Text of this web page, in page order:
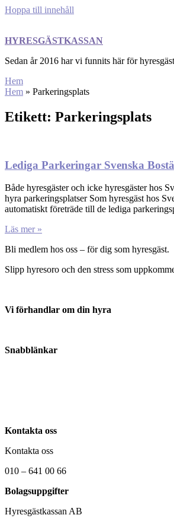
Hoppa till innehåll
HYRESGÄSTKASSAN
Sedan år 2016 har vi funnits här för
Hem
Hem » Parkeringsplats
Etikett: Parkeringsplats
Lediga Parkeringar Svenska
Både hyresgäster och icke hyresgäster hos
hyra parkeringsplatser Som hyresgäst hos
automatiskt företräde till de lediga
Läs mer »
Bli medlem hos oss – för dig som hyresgäst.
Slipp hyresoro och den stress som
Vi förhandlar om din hyra
Snabblänkar
Kontakta oss
Kontakta oss
010 – 641 00 66
Bolagsuppgifter
Hyresgästkassan AB